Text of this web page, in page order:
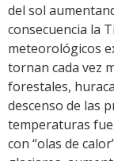
del sol
consecuencia la
meteorológicos
tornan cada vez
forestales,
descenso de las
temperaturas
con “olas de